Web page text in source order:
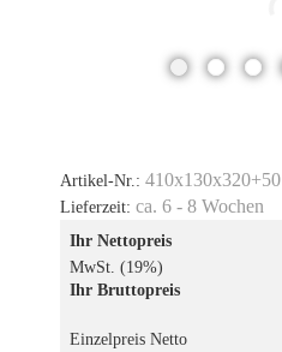
Artikel-Nr.: 410x130x320+50
Lieferzeit: ca. 6 - 8 Wochen
Ihr Nettopreis
MwSt. (19%)
Ihr Bruttopreis
Einzelpreis Netto